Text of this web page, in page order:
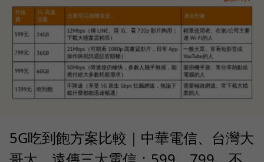
5G吃到飽方案比較｜中華電信、台灣大